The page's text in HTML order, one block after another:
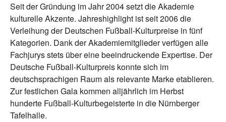
Seit der Gründung im Jahr 2004 setzt die Akademie
kulturelle Akzente. Jahreshighlight ist seit 2006 die
Verleihung der Deutschen Fußball-Kulturpreise in fünf
Kategorien. Dank der Akademiemitglieder verfügen alle
Fachjurys stets über eine beeindruckende Expertise. Der
Deutsche Fußball-Kulturpreis konnte sich im
deutschsprachigen Raum als relevante Marke etablieren.
Zur festlichen Gala kommen alljährlich im Herbst
hunderte Fußball-Kulturbegeisterte in die Nürnberger
Tafelhalle.